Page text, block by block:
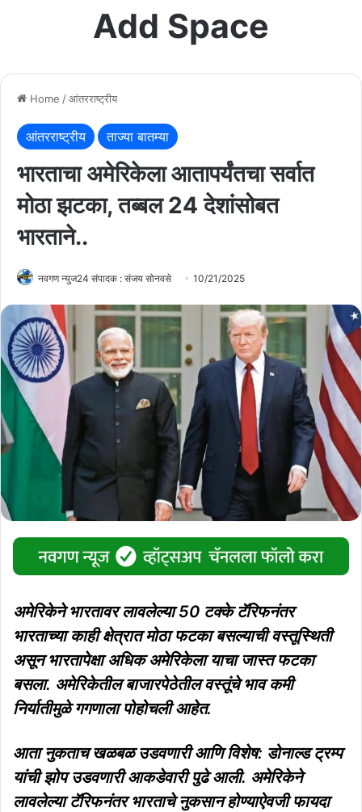
Add Space
Home /आंतरराष्ट्रीय
आंतरराष्ट्रीय ताज्या बातम्या
भारताचा अमेरिकेला आतापर्यंतचा सर्वात
मोठा झटका, तब्बल 24 देशांसोबत
भारताने..
नवगण न्युज24 संपादक : संजय सोनवसे 10/21/2025
अमेरिकेने भारतावर लावलेल्या 50 टक्के टॅरिफनंतर
भारताच्या काही क्षेत्रात मोठा फटका बसल्याची वस्तूस्थिती
असून भारतापेक्षा अधिक अमेरिकेला याचा जास्त फटका
बसला. अमेरिकेतील बाजारपेठेतील वस्तूंचे भाव कमी
निर्यातीमुळे गगणाला पोहोचली आहेत.
आता नुकताच खळबळ उडवणारी आणि विशेष: डोनाल्ड ट्रम्प
यांची झोप उडवणारी आकडेवारी पुढे आली. अमेरिकेने
लावलेल्या टॅरिफनंतर भारताचे नुकसान होण्याऐवजी फायदा